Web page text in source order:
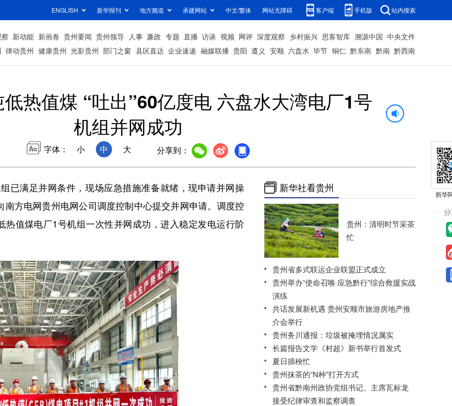
ENGLISH 新华报刊 地方频道 承建网站 中文/繁体 网站无障碍 客户端 手机版 站内搜索
新动能 新画卷 贵州要闻 贵州领导 人事 廉政 专题 直播 访谈 视频 网评 深度观察 乡村振兴 思客智库 溯源中国 中央文件
律动贵州 健康贵州 光影贵州 部门之窗 县区直达 企业速递 融媒联播 贵阳 遵义 安顺 六盘水 毕节 铜仁 黔东南 黔南 黔西南
热值煤 “吐出”60亿度电 六盘水大湾电厂1号
机组并网成功
字体： 小 中 大 分享到：
满足并网条件，现场应急措施准备就绪，现申请并网操
方电网贵州电网公司调度控制中心提交并网申请。调度控
值煤电厂1号机组一次性并网成功，进入稳定发电运行阶
新华社看贵州
贵州：清明时节采茶
忙
贵州省多式联运企业联盟正式成立
贵州举办“使命召唤·应急黔行”综合救援实战
演练
共话发展新机遇 贵州安顺市旅游房地产推
介会举行
贵州务川通报：垃圾被掩埋情况属实
长篇报告文学《村超》新书举行首发式
夏日插秧忙
贵州抹茶的“N种”打开方式
贵州省黔南州政协党组书记、主席瓦标龙
接受纪律审查和监察调查